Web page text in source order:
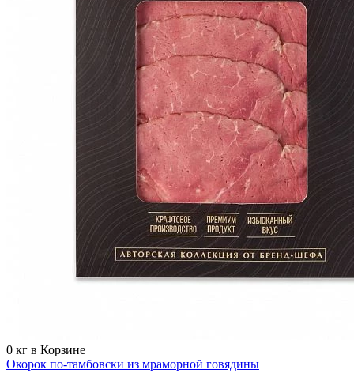
0 кг в Корзине
Окорок по-тамбовски из мраморной говядины